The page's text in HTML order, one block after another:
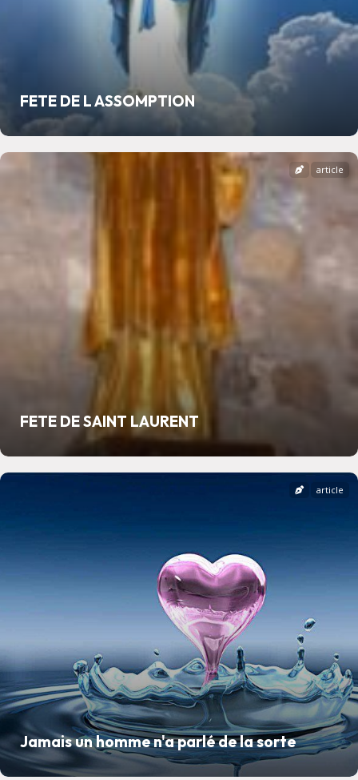
FETE DE L ASSOMPTION
FETE DE SAINT LAURENT
article
Jamais un homme n'a parlé de la sorte
article